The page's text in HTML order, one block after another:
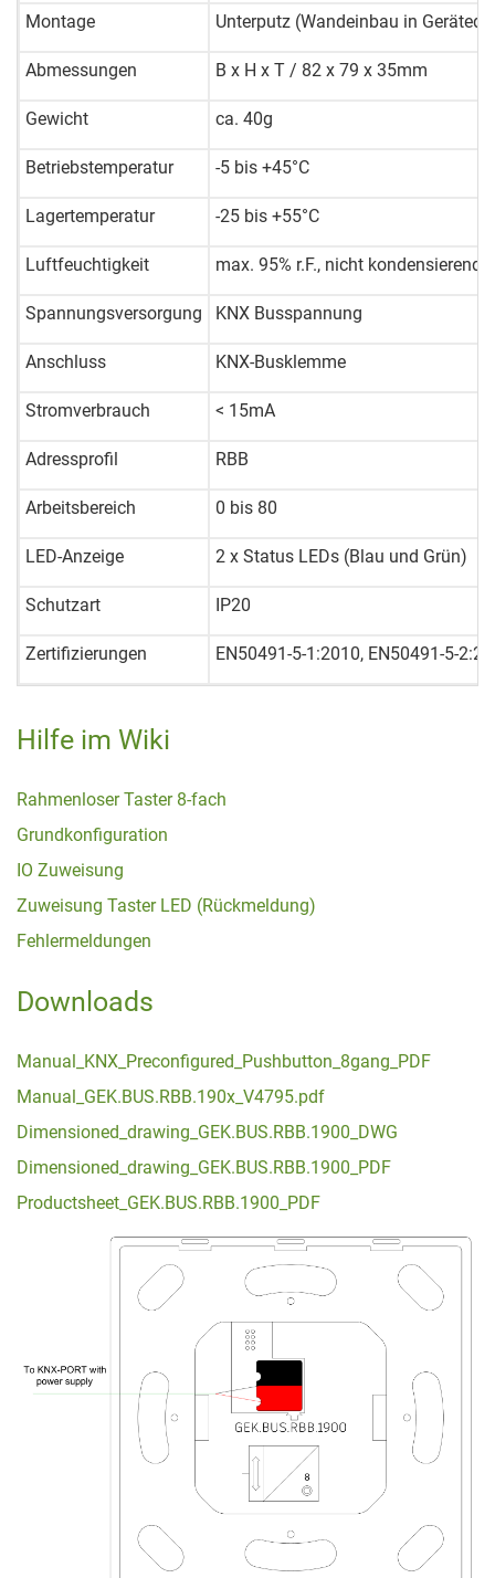
Montage Unterputz (Wandeinbau in
Abmessungen B x H x T / 82 x 79 x 35mm
Gewicht ca. 40g
Betriebstemperatur -5 bis +45°C
Lagertemperatur -25 bis +55°C
Luftfeuchtigkeit max. 95% r.F., nicht kondensierend
Spannungsversorgung KNX Busspannung
Anschluss KNX-Busklemme
Stromverbrauch < 15mA
Adressprofil RBB
Arbeitsbereich 0 bis 80
LED-Anzeige 2 x Status LEDs (Blau und Grün)
Schutzart IP20
Zertifizierungen EN50491-5-1:2010, EN50491-5-
Hilfe im Wiki
Rahmenloser Taster 8-fach
Grundkonfiguration
IO Zuweisung
Zuweisung Taster LED (Rückmeldung)
Fehlermeldungen
Downloads
Manual_KNX_Preconfigured_Pushbutton_8gang_PDF
Manual_GEK.BUS.RBB.190x_V4795.pdf
Dimensioned_drawing_GEK.BUS.RBB.1900_DWG
Dimensioned_drawing_GEK.BUS.RBB.1900_PDF
Productsheet_GEK.BUS.RBB.1900_PDF